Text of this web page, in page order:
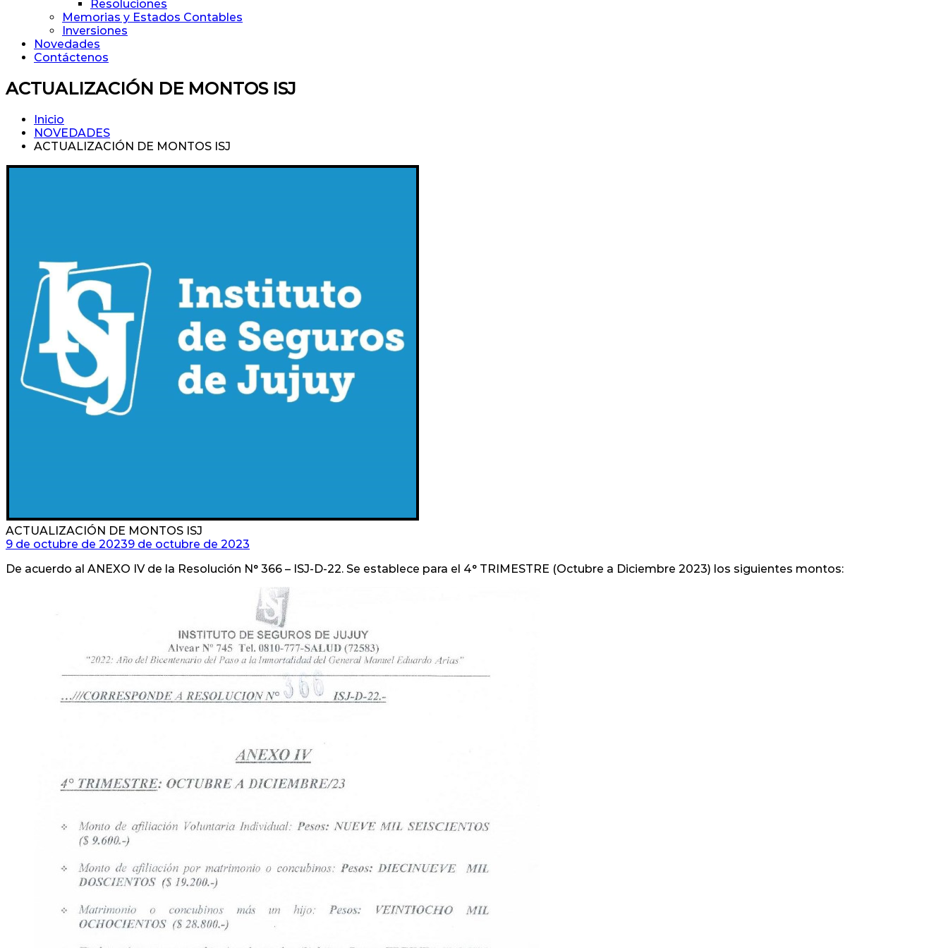
Resoluciones
Memorias y Estados Contables
Inversiones
Novedades
Contáctenos
ACTUALIZACIÓN DE MONTOS ISJ
Inicio
NOVEDADES
ACTUALIZACIÓN DE MONTOS ISJ
ACTUALIZACIÓN DE MONTOS ISJ
9 de octubre de 20239 de octubre de 2023
De acuerdo al ANEXO IV de la Resolución N° 366 – ISJ-D-22. Se establece para el 4° TRIMESTRE (Octubre a Diciembre 2023) los siguientes montos: